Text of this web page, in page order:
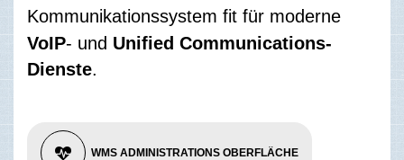
Kommunikationssystem fit für moderne
VoIP- und Unified Communications-
Dienste.
WMS ADMINISTRATIONS OBERFLÄCHE